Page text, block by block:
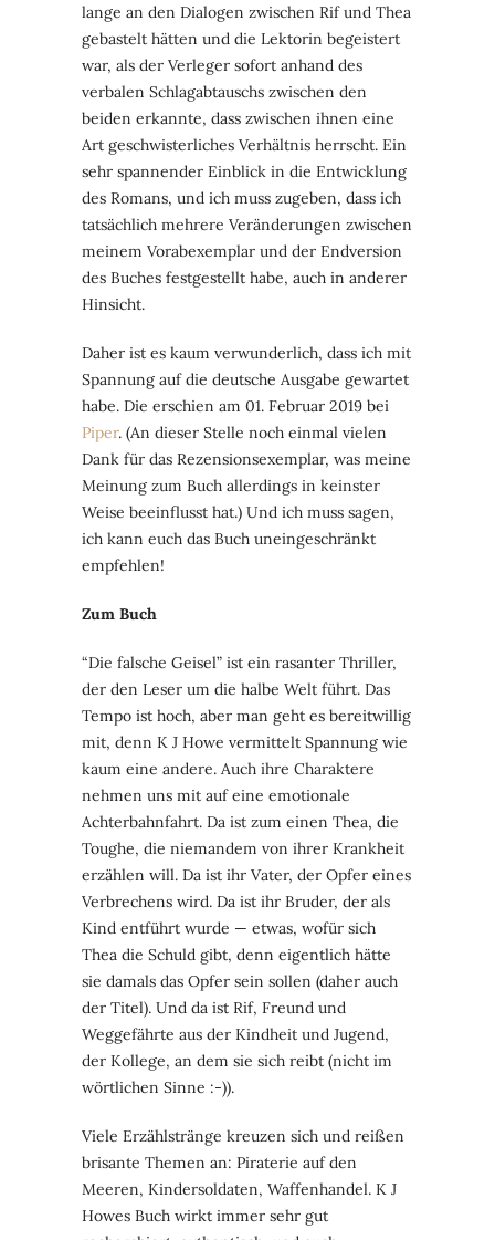
lange an den Dialogen zwischen Rif und Thea
gebastelt hätten und die Lektorin begeistert
war, als der Verleger sofort anhand des
verbalen Schlagabtauschs zwischen den
beiden erkannte, dass zwischen ihnen eine
Art geschwisterliches Verhältnis herrscht. Ein
sehr spannender Einblick in die Entwicklung
des Romans, und ich muss zugeben, dass ich
tatsächlich mehrere Veränderungen zwischen
meinem Vorabexemplar und der Endversion
des Buches festgestellt habe, auch in anderer
Hinsicht.
Daher ist es kaum verwunderlich, dass ich mit
Spannung auf die deutsche Ausgabe gewartet
habe. Die erschien am 01. Februar 2019 bei
Piper. (An dieser Stelle noch einmal vielen
Dank für das Rezensionsexemplar, was meine
Meinung zum Buch allerdings in keinster
Weise beeinflusst hat.) Und ich muss sagen,
ich kann euch das Buch uneingeschränkt
empfehlen!
Zum Buch
“Die falsche Geisel” ist ein rasanter Thriller,
der den Leser um die halbe Welt führt. Das
Tempo ist hoch, aber man geht es bereitwillig
mit, denn K J Howe vermittelt Spannung wie
kaum eine andere. Auch ihre Charaktere
nehmen uns mit auf eine emotionale
Achterbahnfahrt. Da ist zum einen Thea, die
Toughe, die niemandem von ihrer Krankheit
erzählen will. Da ist ihr Vater, der Opfer eines
Verbrechens wird. Da ist ihr Bruder, der als
Kind entführt wurde — etwas, wofür sich
Thea die Schuld gibt, denn eigentlich hätte
sie damals das Opfer sein sollen (daher auch
der Titel). Und da ist Rif, Freund und
Weggefährte aus der Kindheit und Jugend,
der Kollege, an dem sie sich reibt (nicht im
wörtlichen Sinne :-)).
Viele Erzählstränge kreuzen sich und reißen
brisante Themen an: Piraterie auf den
Meeren, Kindersoldaten, Waffenhandel. K J
Howes Buch wirkt immer sehr gut